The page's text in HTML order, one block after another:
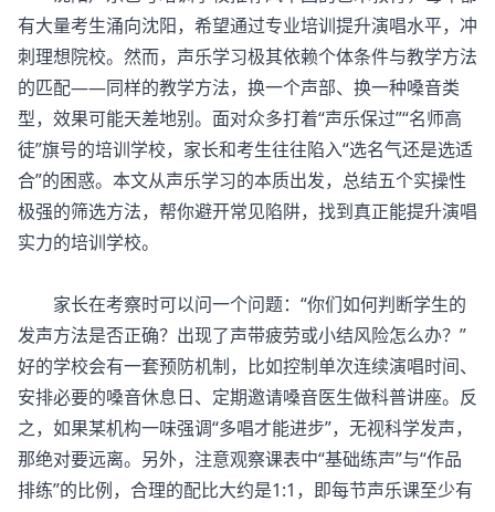
有大量考生涌向沈阳，希望通过专业培训提升演唱水平，冲
刺理想院校。然而，声乐学习极其依赖个体条件与教学方法
的匹配——同样的教学方法，换一个声部、换一种嗓音类
型，效果可能天差地别。面对众多打着“声乐保过”“名师高
徒”旗号的培训学校，家长和考生往往陷入“选名气还是选适
合”的困惑。本文从声乐学习的本质出发，总结五个实操性
极强的筛选方法，帮你避开常见陷阱，找到真正能提升演唱
实力的培训学校。
家长在考察时可以问一个问题：“你们如何判断学生的
发声方法是否正确？出现了声带疲劳或小结风险怎么办？”
好的学校会有一套预防机制，比如控制单次连续演唱时间、
安排必要的嗓音休息日、定期邀请嗓音医生做科普讲座。反
之，如果某机构一味强调“多唱才能进步”，无视科学发声，
那绝对要远离。另外，注意观察课表中“基础练声”与“作品
排练”的比例，合理的配比大约是1:1，即每节声乐课至少有